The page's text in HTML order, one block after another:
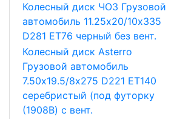
Колесный диск ЧОЗ Грузовой
автомобиль 11.25х20/10х335
D281 ET76 черный без вент.
Колесный диск Asterro
Грузовой автомобиль
7.50х19.5/8х275 D221 ET140
серебристый (под футорку
(1908B) с вент.